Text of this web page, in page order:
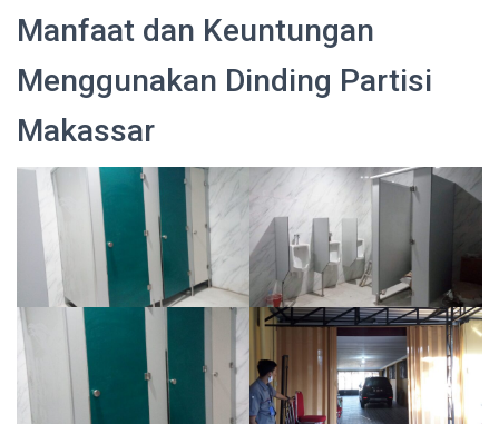
Manfaat dan Keuntungan
Menggunakan Dinding Partisi
Makassar